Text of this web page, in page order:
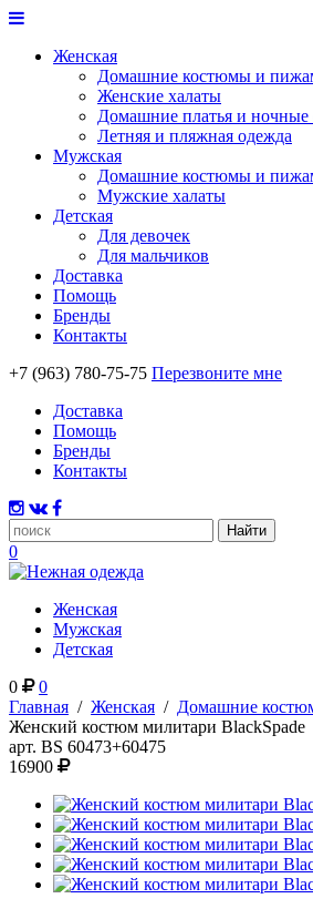
Женская
Домашние костюмы и
Женские халаты
Домашние платья и ночные
Летняя и пляжная одежда
Мужская
Домашние костюмы и
Мужские халаты
Детская
Для девочек
Для мальчиков
Доставка
Помощь
Бренды
Контакты
+7 (963) 780-75-75 Перезвоните мне
Доставка
Помощь
Бренды
Контакты
0
Женская
Мужская
Детская
0
0
Главная / Женская / Домашние
Женский костюм милитари BlackSpade
арт. BS 60473+60475
16900